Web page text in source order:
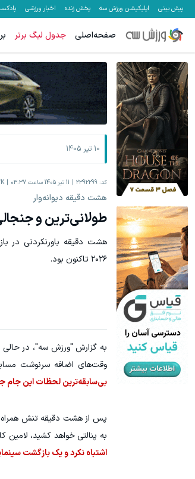
پیش بینی اپلیکیشن ورزش سه پخش زنده اخبار ورزشی
صفحه‌اصلی جدول لیگ برتر
10 تیر 1405
کد: 2392299 11 تیر 1405 ساعت 03:37
هشت دقیقه دیوانه‌وار
طولانی‌ترین و
هشت دقیقه باورنکردنی در
۲۰۲۶ تاکنون بود.
به گزارش "ورزش سه"، در
وقت‌های اضافه سرنوشت
بی‌سابقه‌ترین لحظات این جام
پس از هشت دقیقه تنش همراه
به پنالتی خواهد کشید،
اشتباه نکرد و یک بازگشت